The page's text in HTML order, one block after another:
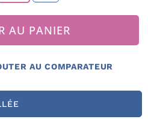
AU PANIER
AU COMPARATEUR